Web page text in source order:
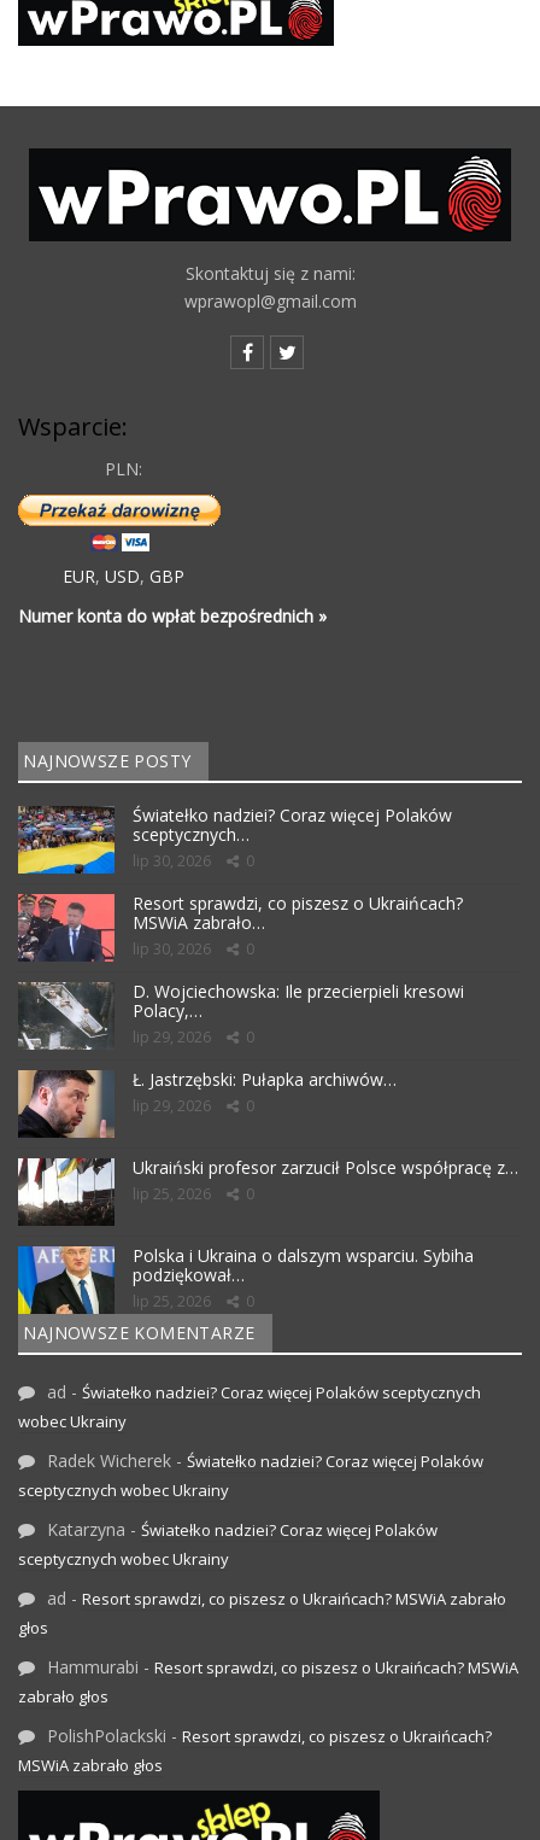
Skontaktuj się z nami:
wprawopl@gmail.com
Wsparcie:
PLN:
EUR, USD, GBP
Numer konta do wpłat bezpośrednich »
NAJNOWSZE POSTY
Światełko nadziei? Coraz więcej Polaków
sceptycznych…
lip 30, 2026 0
Resort sprawdzi, co piszesz o Ukraińcach?
MSWiA zabrało…
lip 30, 2026 0
D. Wojciechowska: Ile przecierpieli kresowi
Polacy,…
lip 29, 2026 0
Ł. Jastrzębski: Pułapka archiwów…
lip 29, 2026 0
Ukraiński profesor zarzucił Polsce współpracę z…
lip 25, 2026 0
Polska i Ukraina o dalszym wsparciu. Sybiha
podziękował…
lip 25, 2026 0
NAJNOWSZE KOMENTARZE
ad - Światełko nadziei? Coraz więcej Polaków sceptycznych
wobec Ukrainy
Radek Wicherek - Światełko nadziei? Coraz więcej Polaków
sceptycznych wobec Ukrainy
Katarzyna - Światełko nadziei? Coraz więcej Polaków
sceptycznych wobec Ukrainy
ad - Resort sprawdzi, co piszesz o Ukraińcach? MSWiA zabrało
głos
Hammurabi - Resort sprawdzi, co piszesz o Ukraińcach? MSWiA
zabrało głos
PolishPolackski - Resort sprawdzi, co piszesz o Ukraińcach?
MSWiA zabrało głos